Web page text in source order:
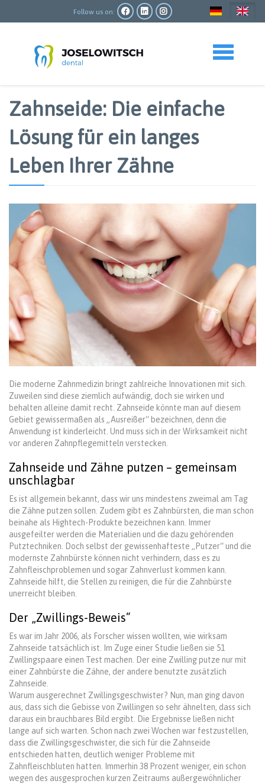
main
Follow us on:
Toggle navigation
Zahnseide: Die einfache
Lösung für ein langes
Leben Ihrer Zähne
Die moderne Zahnmedizin bringt zahlreiche Innovationen mit sich.
Zuweilen sind diese ziemlich aufwändig, doch sie wirken und
behalten alleine damit recht. Zahnseide könnte man auf diesem
Gebiet gewissermaßen als „Ausreißer“ bezeichnen, denn die
Anwendung ist kinderleicht. Und muss sich in der Wirksamkeit nicht
vor anderen Zahnpflegemitteln verstecken.
Zahnseide und Zähne putzen – gemeinsam
unschlagbar
Es ist allgemein bekannt, dass wir uns mindestens zweimal am Tag
die Zähne putzen sollen. Zudem gibt es Zahnbürsten, die man schon
beinahe als Hightech-Produkte bezeichnen kann. Immer
ausgefeilter werden die Materialien und die dazu gehörenden
Putztechniken. Doch selbst der gewissenhafteste „Putzer“ und die
modernste Zahnbürste können nicht verhindern, dass es zu
Zahnfleischproblemen und sogar Zahnverlust kommen kann.
Zahnseide hilft, die Stellen zu reinigen, die für die Zahnbürste
unerreicht bleiben.
Der „Zwillings-Beweis“
Es war im Jahr 2006, als Forscher wissen wollten, wie wirksam
Zahnseide tatsächlich ist. Im Zuge einer Studie ließen sie 51
Zwillingspaare einen Test machen. Der eine Zwilling putze nur mit
einer Zahnbürste die Zähne, der andere benutzte zusätzlich
Zahnseide.
Warum ausgerechnet Zwillingsgeschwister? Nun, man ging davon
aus, dass sich die Gebisse von Zwillingen so sehr ähnelten, dass sich
daraus ein brauchbares Bild ergibt. Die Ergebnisse ließen nicht
lange auf sich warten. Schon nach zwei Wochen war festzustellen,
dass die Zwillingsgeschwister, die sich für die Zahnseide
entschieden hatten, deutlich weniger Probleme mit
Zahnfleischbluten hatten. Immerhin 38 Prozent weniger, ein schon
wegen des ausgesprochen kurzen Zeitraums außergewöhnlicher